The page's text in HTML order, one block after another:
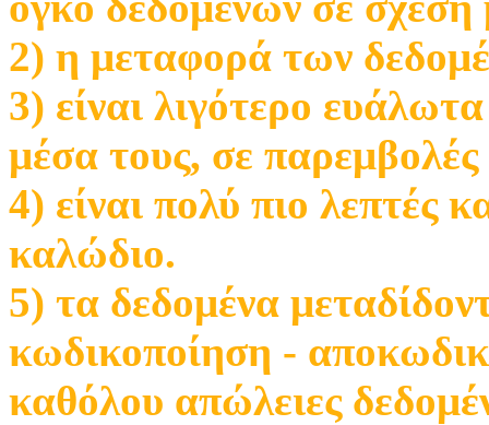
2) η μεταφορά των
3) είναι λιγότερο
μέσα τους, σε παρεμβολές
4) είναι πολύ πιο λεπτές
καλώδιο.
5) τα δεδομένα
κωδικοποίηση -
καθόλου απώλειες